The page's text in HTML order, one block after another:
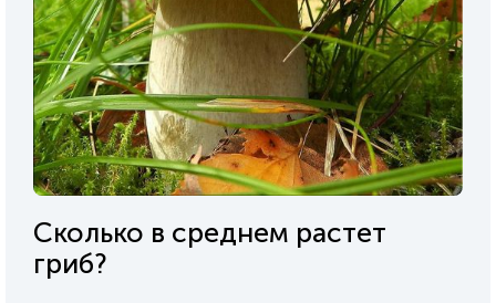
Сколько в среднем растет
гриб?